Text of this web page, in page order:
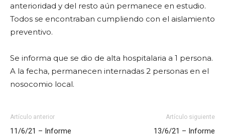
anterioridad y del resto aún permanece en estudio.
Todos se encontraban cumpliendo con el aislamiento
preventivo.
Se informa que se dio de alta hospitalaria a 1 persona.
A la fecha, permanecen internadas 2 personas en el
nosocomio local.
Artículo anterior
11/6/21 – Informe
Artículo siguiente
13/6/21 – Informe